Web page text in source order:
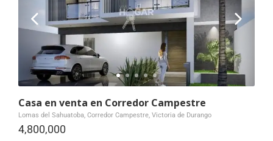
Casa en venta en Corredor Campestre
Lomas del Sahuatoba, Corredor Campestre, Victoria de Durango
4,800,000